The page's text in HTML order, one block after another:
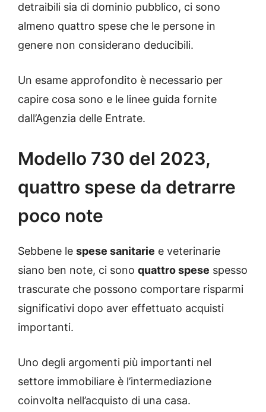
detraibili sia di dominio pubblico, ci sono
almeno quattro spese che le persone in
genere non considerano deducibili.
Un esame approfondito è necessario per
capire cosa sono e le linee guida fornite
dall’Agenzia delle Entrate.
Modello 730 del 2023,
quattro spese da detrarre
poco note
Sebbene le spese sanitarie e veterinarie
siano ben note, ci sono quattro spese spesso
trascurate che possono comportare risparmi
significativi dopo aver effettuato acquisti
importanti.
Uno degli argomenti più importanti nel
settore immobiliare è l’intermediazione
coinvolta nell’acquisto di una casa.